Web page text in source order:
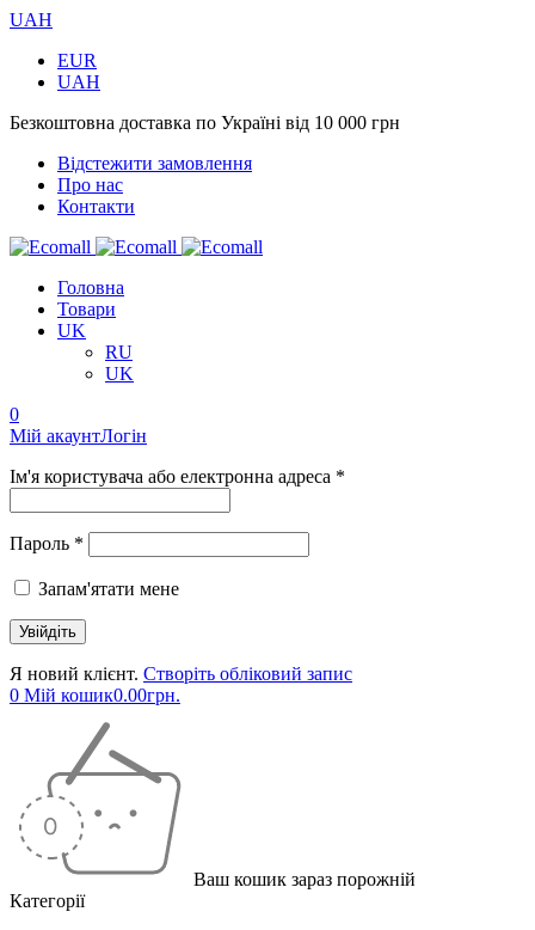
UAH
EUR
UAH
Безкоштовна доставка по Україні від 10 000 грн
Відстежити замовлення
Про нас
Контакти
Головна
Товари
UK
RU
UK
0
Мій акаунтЛогін
Ім'я користувача або електронна адреса *
Пароль *
Запам'ятати мене
Я новий клієнт. Створіть обліковий запис
0 Мій кошик0.00грн.
Ваш кошик зараз порожній
Категорії